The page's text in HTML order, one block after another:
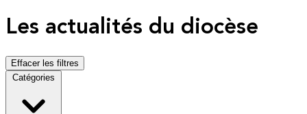
Les actualités du diocèse
Effacer les filtres
Catégories